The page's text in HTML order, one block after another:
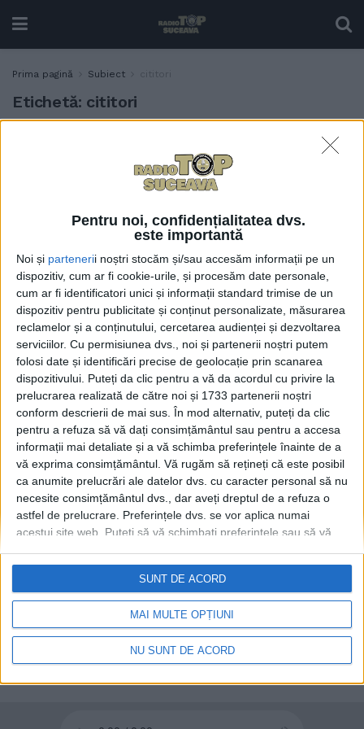
Pentru noi, confidențialitatea dvs.
este importantă
Noi și partenerii noștri stocăm și/sau accesăm informații pe un
dispozitiv, cum ar fi cookie-urile, și procesăm date personale,
cum ar fi identificatori unici și informații standard trimise de un
dispozitiv pentru publicitate și conținut personalizate, măsurarea
reclamelor și a conținutului, cercetarea audienței și dezvoltarea
serviciilor. Cu permisiunea dvs., noi și partenerii noștri putem
folosi date și identificări precise de geolocație prin scanarea
dispozitivului. Puteți da clic pentru a vă da acordul cu privire la
prelucrarea realizată de către noi și 1733 partenerii noștri
conform descrierii de mai sus. În mod alternativ, puteți da clic
pentru a refuza să vă dați consimțământul sau pentru a accesa
informații mai detaliate și a vă schimba preferințele înainte de a
vă exprima consimțământul. Vă rugăm să rețineți că este posibil
ca anumite prelucrări ale datelor dvs. cu caracter personal să nu
necesite consimțământul dvs., dar aveți dreptul de a refuza o
astfel de prelucrare. Preferințele dvs. se vor aplica numai
acestui site web. Puteți să vă schimbați preferințele sau să vă
și făcând clic pe butonul "Confidențialitate" din partea de jos a
MAI MULTE OPȚIUNI
NU SUNT DE ACORD
SUNT DE ACORD
Prima pagină Subiect cititori
Etichetă: cititori
diplome, acordate la ediția a
XI-a a Salonului
Internațional de Carte
”Alma Mater Librorum”.
Diplome post-mortem
Alexandru C. Pavel și
Mioara Gafencu,
”personalități legate de
universitate, de
comunitatea noastră”
26 MAI, 2025
ACTUALITATE
Salonul Internațional de
Carte ”Alma Mater
Librorum”. Prof. univ. dr.
Sanda Maria Ardeleanu:
Concluziile sînt că lumea
are nevoie de carte. Cred că
s-a trecut de o mie de
participanți și de vizitatori.
Timp de două zile totul a
fost foarte viu
26 MAI, 2025